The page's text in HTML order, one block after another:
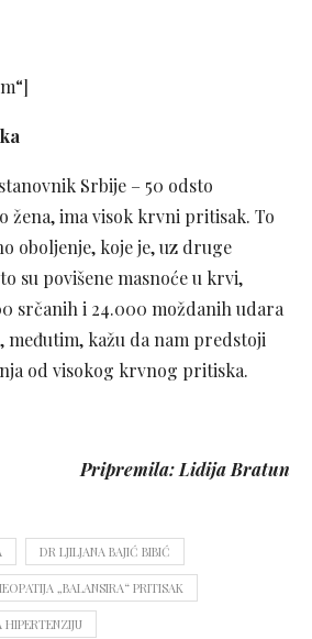
Srbije – 50 odsto
žena, ima visok krvni pritisak. To
oboljenje, koje je, uz druge
su povišene masnoće u krvi,
srčanih i 24.000 moždanih udara
međutim, kažu da nam predstoji
od visokog krvnog pritiska.
Pripremila: Lidija Bratun
DR LJILJANA BAJIĆ BIBIĆ
„BALANSIRA“ PRITISAK